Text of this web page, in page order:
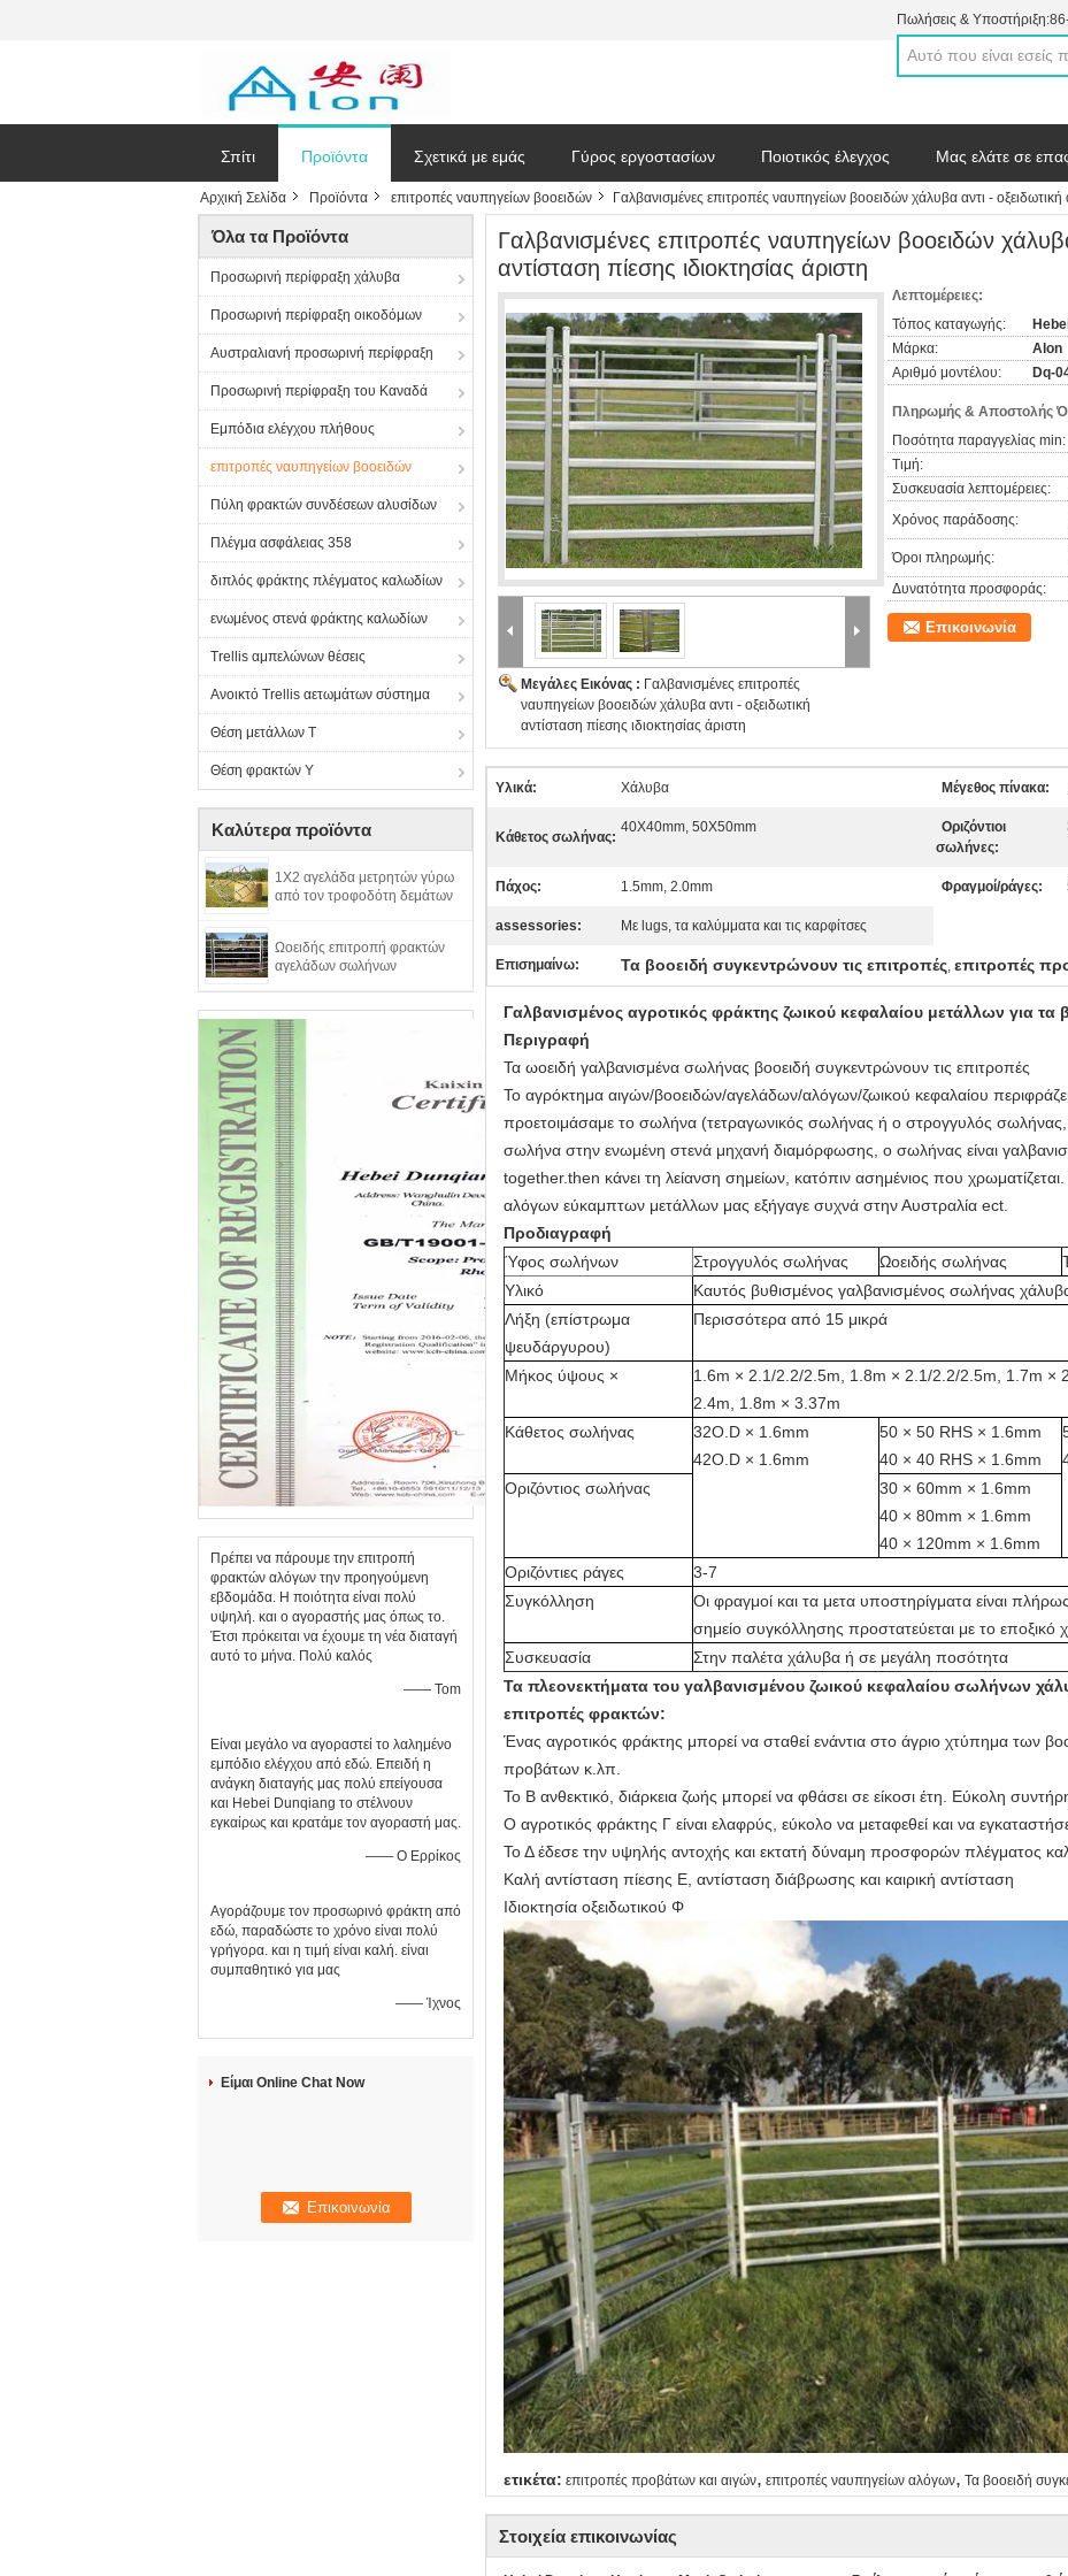
Πωλήσεις & Υποστήριξη:
Σπίτι Προϊόντα Σχετικά με εμάς Γύρος εργοστασίων Ποιοτικός έλεγχος Μας ελάτε σε
Αρχική Σελίδα Προϊόντα επιτροπές ναυπηγείων βοοειδών Γαλβανισμένες επιτροπές ναυπηγείων βοοειδών χάλυβα αντι - οξειδωτική
Όλα τα Προϊόντα
Προσωρινή περίφραξη χάλυβα
Προσωρινή περίφραξη οικοδόμων
Αυστραλιανή προσωρινή περίφραξη
Προσωρινή περίφραξη του Καναδά
Εμπόδια ελέγχου πλήθους
επιτροπές ναυπηγείων βοοειδών
Πύλη φρακτών συνδέσεων αλυσίδων
Πλέγμα ασφάλειας 358
διπλός φράκτης πλέγματος καλωδίων
ενωμένος στενά φράκτης καλωδίων
Trellis αμπελώνων θέσεις
Ανοικτό Trellis αετωμάτων σύστημα
Θέση μετάλλων Τ
Θέση φρακτών Υ
Καλύτερα προϊόντα
1X2 αγελάδα μετρητών γύρω
από τον τροφοδότη δεμάτων
Ωοειδής επιτροπή φρακτών
αγελάδων σωλήνων
Πρέπει να πάρουμε την επιτροπή
φρακτών αλόγων την προηγούμενη
εβδομάδα. Η ποιότητα είναι πολύ
υψηλή. και ο αγοραστής μας όπως το.
Έτσι πρόκειται να έχουμε τη νέα διαταγή
αυτό το μήνα. Πολύ καλός
—— Tom
Είναι μεγάλο να αγοραστεί το λαλημένο
εμπόδιο ελέγχου από εδώ. Επειδή η
ανάγκη διαταγής μας πολύ επείγουσα
και Hebei Dunqiang το στέλνουν
εγκαίρως και κρατάμε τον αγοραστή μας.
—— Ο Ερρίκος
Αγοράζουμε τον προσωρινό φράκτη από
εδώ, παραδώστε το χρόνο είναι πολύ
γρήγορα. και η τιμή είναι καλή. είναι
συμπαθητικό για μας
—— Ίχνος
Είμαι Online Chat Now
Γαλβανισμένες επιτροπές ναυπηγείων βοοειδών
αντίσταση πίεσης ιδιοκτησίας άριστη
Μεγάλες Εικόνας : Γαλβανισμένες επιτροπές
ναυπηγείων βοοειδών χάλυβα αντι - οξειδωτική
αντίσταση πίεσης ιδιοκτησίας άριστη
Λεπτομέρειες:
Τόπος καταγωγής:
Μάρκα:
Alon
Αριθμό μοντέλου:
Dq-
Πληρωμής & Αποστολής
Ποσότητα παραγγελίας min:
Τιμή:
Συσκευασία λεπτομέρειες:
Χρόνος παράδοσης:
Όροι πληρωμής:
Δυνατότητα προσφοράς:
Επικοινωνία
Υλικά: Χάλυβα Μέγεθος πίνακα:
Κάθετος σωλήνας:
40X40mm, 50X50mm
Οριζόντιοι
σωλήνες:
Πάχος: 1.5mm, 2.0mm Φραγμοί/ράγες:
assessories: Με lugs, τα καλύμματα και τις καρφίτσες
Επισημαίνω: Τα βοοειδή συγκεντρώνουν τις επιτροπές, επιτροπές
Γαλβανισμένος αγροτικός φράκτης ζωικού κεφαλαίου μετάλλων για τα
Περιγραφή
Τα ωοειδή γαλβανισμένα σωλήνας βοοειδή συγκεντρώνουν τις επιτροπές
Το αγρόκτημα αιγών/βοοειδών/αγελάδων/αλόγων/ζωικού κεφαλαίου περιφράζει
προετοιμάσαμε το σωλήνα (τετραγωνικός σωλήνας ή ο στρογγυλός σωλήνας,
σωλήνα στην ενωμένη στενά μηχανή διαμόρφωσης, ο σωλήνας είναι
together.then κάνει τη λείανση σημείων, κατόπιν ασημένιος που
αλόγων εύκαμπτων μετάλλων μας εξήγαγε συχνά στην Αυστραλία ect.
Προδιαγραφή
Ύφος σωλήνων
Στρογγυλός σωλήνας Ωοειδής σωλήνας
Υλικό
Καυτός βυθισμένος γαλβανισμένος σωλήνας
Λήξη (επίστρωμα
ψευδάργυρου)
Περισσότερα από 15 μικρά
Μήκος ύψους ×
1.6m × 2.1/2.2/2.5m, 1.8m × 2.1/2.2/2.5m, 1.7m ×
2.4m, 1.8m × 3.37m
Κάθετος σωλήνας
32O.D × 1.6mm
42O.D × 1.6mm
50 × 50 RHS × 1.6mm
40 × 40 RHS × 1.6mm
Οριζόντιος σωλήνας
30 × 60mm × 1.6mm
40 × 80mm × 1.6mm
40 × 120mm × 1.6mm
Οριζόντιες ράγες
3-7
Συγκόλληση
Οι φραγμοί και τα μετα υποστηρίγματα είναι
σημείο συγκόλλησης προστατεύεται με το εποξικό
Συσκευασία
Στην παλέτα χάλυβα ή σε μεγάλη ποσότητα
Τα πλεονεκτήματα του γαλβανισμένου ζωικού κεφαλαίου σωλήνων
επιτροπές φρακτών:
Ένας αγροτικός φράκτης μπορεί να σταθεί ενάντια στο άγριο χτύπημα των
προβάτων κ.λπ.
Το Β ανθεκτικό, διάρκεια ζωής μπορεί να φθάσει σε είκοσι έτη. Εύκολη
Ο αγροτικός φράκτης Γ είναι ελαφρύς, εύκολο να μεταφεθεί και να
Το Δ έδεσε την υψηλής αντοχής και εκτατή δύναμη προσφορών πλέγματος
Καλή αντίσταση πίεσης Ε, αντίσταση διάβρωσης και καιρική αντίσταση
Ιδιοκτησία οξειδωτικού Φ
ετικέτα: επιτροπές προβάτων και αιγών, επιτροπές ναυπηγείων αλόγων, Τα βοοειδή
Στοιχεία επικοινωνίας